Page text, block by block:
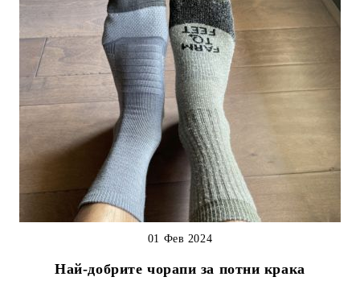
Най-добрите чорапи за потни крака
01 Фев 2024